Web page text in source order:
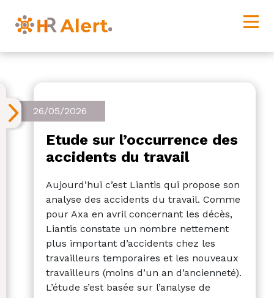
26/05/2026
Etude sur l’occurrence des
accidents du travail
Aujourd’hui c’est Liantis qui propose son
analyse des accidents du travail. Comme
pour Axa en avril concernant les décès,
Liantis constate un nombre nettement
plus important d’accidents chez les
travailleurs temporaires et les nouveaux
travailleurs (moins d’un an d’ancienneté).
L’étude s’est basée sur l’analyse de